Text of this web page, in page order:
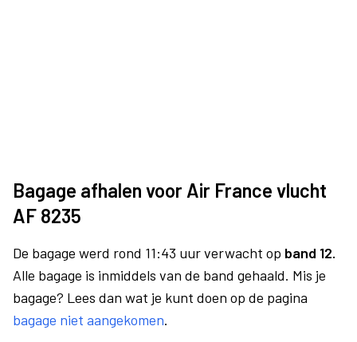
Bagage afhalen voor Air France vlucht
AF 8235
De bagage werd rond 11:43 uur verwacht op band 12.
Alle bagage is inmiddels van de band gehaald. Mis je
bagage? Lees dan wat je kunt doen op de pagina
bagage niet aangekomen.